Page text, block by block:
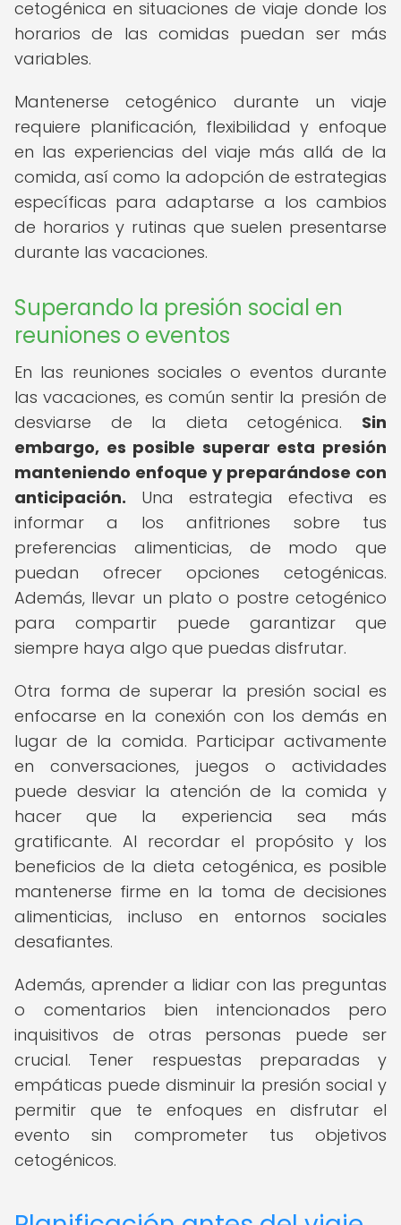
cetogénica en situaciones de viaje donde los
horarios de las comidas puedan ser más
variables.
Mantenerse cetogénico durante un viaje
requiere planificación, flexibilidad y enfoque
en las experiencias del viaje más allá de la
comida, así como la adopción de estrategias
específicas para adaptarse a los cambios
de horarios y rutinas que suelen presentarse
durante las vacaciones.
Superando la presión social en
reuniones o eventos
En las reuniones sociales o eventos durante
las vacaciones, es común sentir la presión de
desviarse de la dieta cetogénica. Sin
embargo, es posible superar esta presión
manteniendo enfoque y preparándose con
anticipación. Una estrategia efectiva es
informar a los anfitriones sobre tus
preferencias alimenticias, de modo que
puedan ofrecer opciones cetogénicas.
Además, llevar un plato o postre cetogénico
para compartir puede garantizar que
siempre haya algo que puedas disfrutar.
Otra forma de superar la presión social es
enfocarse en la conexión con los demás en
lugar de la comida. Participar activamente
en conversaciones, juegos o actividades
puede desviar la atención de la comida y
hacer que la experiencia sea más
gratificante. Al recordar el propósito y los
beneficios de la dieta cetogénica, es posible
mantenerse firme en la toma de decisiones
alimenticias, incluso en entornos sociales
desafiantes.
Además, aprender a lidiar con las preguntas
o comentarios bien intencionados pero
inquisitivos de otras personas puede ser
crucial. Tener respuestas preparadas y
empáticas puede disminuir la presión social y
permitir que te enfoques en disfrutar el
evento sin comprometer tus objetivos
cetogénicos.